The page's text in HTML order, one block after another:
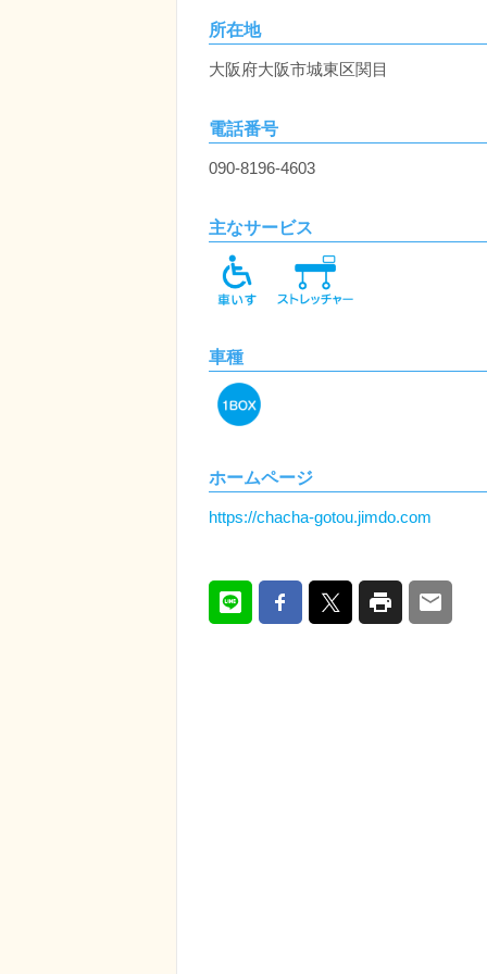
所在地
大阪府大阪市城東区関目
電話番号
090-8196-4603
主なサービス
車種
ホームページ
https://chacha-gotou.jimdo.com